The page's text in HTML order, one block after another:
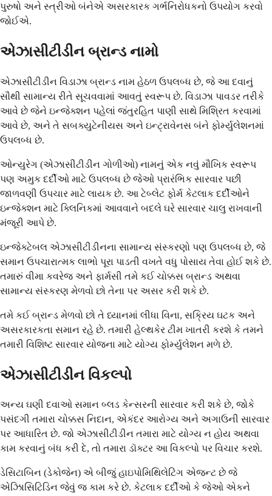
પુરુષો અને સ્ત્રીઓ બંનેએ અસરકારક ગર્ભનિરોધકનો ઉપયોગ કરવો
જોઈએ.
એઝાસીટીડીન બ્રાન્ડ નામો
એઝાસીટીડીન વિડાઝા બ્રાન્ડ નામ હેઠળ ઉપલબ્ધ છે, જે આ દવાનું
સૌથી સામાન્ય રીતે સૂચવવામાં આવતું સ્વરૂપ છે. વિડાઝા પાવડર તરીકે
આવે છે જેને ઇન્જેક્શન પહેલાં જંતુરહિત પાણી સાથે મિશ્રિત કરવામાં
આવે છે, અને તે સબક્યુટેનીયસ અને ઇન્ટ્રાવેનસ બંને ફોર્મ્યુલેશનમાં
ઉપલબ્ધ છે.
ઓન્યુરેગ (એઝાસીટીડીન ગોળીઓ) નામનું એક નવું મૌખિક સ્વરૂપ
પણ અમુક દર્દીઓ માટે ઉપલબ્ધ છે જેઓ પ્રારંભિક સારવાર પછી
જાળવણી ઉપચાર માટે લાયક છે. આ ટેબ્લેટ ફોર્મ કેટલાક દર્દીઓને
ઇન્જેક્શન માટે ક્લિનિકમાં આવવાને બદલે ઘરે સારવાર ચાલુ રાખવાની
મંજૂરી આપે છે.
ઇન્જેક્ટેબલ એઝાસીટીડીનના સામાન્ય સંસ્કરણો પણ ઉપલબ્ધ છે, જે
સમાન ઉપચારાત્મક લાભો પૂરા પાડતી વખતે વધુ પોસાય તેવા હોઈ શકે છે.
તમારું વીમા કવરેજ અને ફાર્મસી તમે કઈ ચોક્કસ બ્રાન્ડ અથવા
સામાન્ય સંસ્કરણ મેળવો છો તેના પર અસર કરી શકે છે.
તમે કઈ બ્રાન્ડ મેળવો છો તે ધ્યાનમાં લીધા વિના, સક્રિય ઘટક અને
અસરકારકતા સમાન રહે છે. તમારી હેલ્થકેર ટીમ ખાતરી કરશે કે તમને
તમારી વિશિષ્ટ સારવાર યોજના માટે યોગ્ય ફોર્મ્યુલેશન મળે છે.
એઝાસીટીડીન વિકલ્પો
અન્ય ઘણી દવાઓ સમાન બ્લડ કેન્સરની સારવાર કરી શકે છે, જોકે
પસંદગી તમારા ચોક્કસ નિદાન, એકંદર આરોગ્ય અને અગાઉની સારવાર
પર આધારિત છે. જો એઝાસીટીડીન તમારા માટે યોગ્ય ન હોય અથવા
કામ કરવાનું બંધ કરી દે, તો તમારા ડૉક્ટર આ વિકલ્પો પર વિચાર કરશે.
ડેસિટાબિન (ડેકોજેન) એ બીજું હાઇપોમિથિલેટિંગ એજન્ટ છે જે
એઝાિસિટિડિન જેવું જ કામ કરે છે. કેટલાક દર્દીઓ કે જેઓ એકને